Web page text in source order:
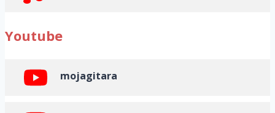
Youtube
mojagitara